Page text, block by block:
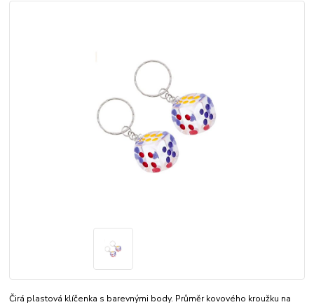
Čirá plastová klíčenka s barevnými body. Průměr kovového kroužku na